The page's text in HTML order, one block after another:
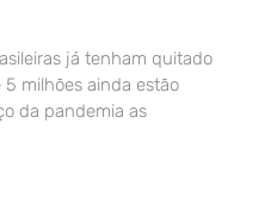
já tenham quitado
milhões ainda estão
da pandemia as